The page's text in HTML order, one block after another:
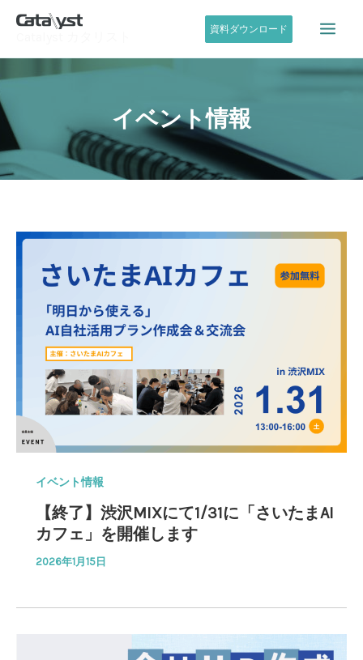
ッ
プ
資料ダウンロード
イベント情報
イベント情報
【終了】渋沢MIXにて1/31に「さいたまAI
カフェ」を開催します
2026年1月15日